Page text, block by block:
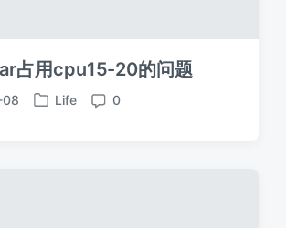
占用cpu15-20的问题
发
Life
评
0